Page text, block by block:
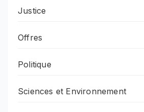
Justice
Offres
Politique
Sciences et Environnement